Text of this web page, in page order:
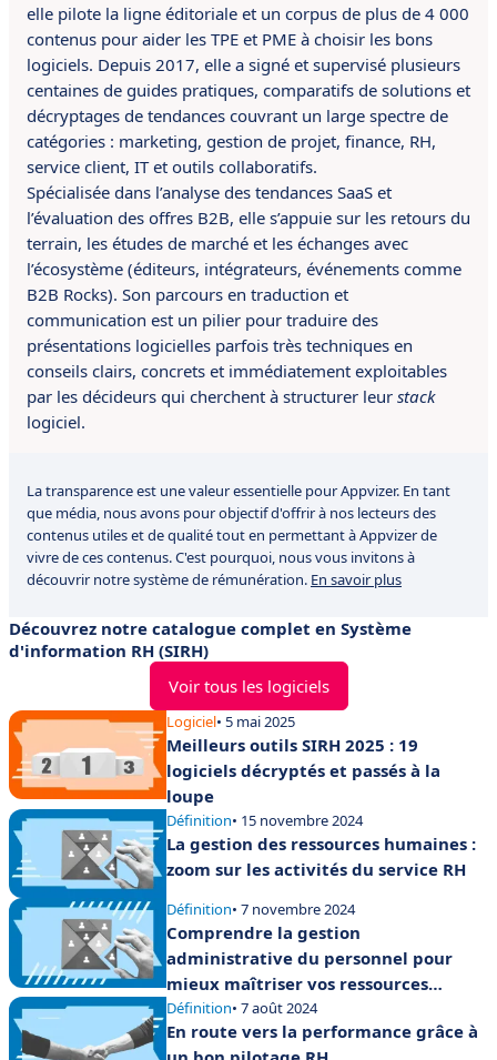
elle pilote la ligne éditoriale et un corpus de plus de 4 000
contenus pour aider les TPE et PME à choisir les bons
logiciels. Depuis 2017, elle a signé et supervisé plusieurs
centaines de guides pratiques, comparatifs de solutions et
décryptages de tendances couvrant un large spectre de
catégories : marketing, gestion de projet, finance, RH,
service client, IT et outils collaboratifs.
Spécialisée dans l’analyse des tendances SaaS et
l’évaluation des offres B2B, elle s’appuie sur les retours du
terrain, les études de marché et les échanges avec
l’écosystème (éditeurs, intégrateurs, événements comme
B2B Rocks). Son parcours en traduction et
communication est un pilier pour traduire des
présentations logicielles parfois très techniques en
conseils clairs, concrets et immédiatement exploitables
par les décideurs qui cherchent à structurer leur stack
logiciel.
La transparence est une valeur essentielle pour Appvizer. En tant
que média, nous avons pour objectif d'offrir à nos lecteurs des
contenus utiles et de qualité tout en permettant à Appvizer de
vivre de ces contenus. C'est pourquoi, nous vous invitons à
découvrir notre système de rémunération. En savoir plus
Découvrez notre catalogue complet en Système
d'information RH (SIRH)
Voir tous les logiciels
Logiciel• 5 mai 2025
Meilleurs outils SIRH 2025 : 19
logiciels décryptés et passés à la
loupe
Définition• 15 novembre 2024
La gestion des ressources humaines :
zoom sur les activités du service RH
Définition• 7 novembre 2024
Comprendre la gestion
administrative du personnel pour
mieux maîtriser vos ressources
humaines
Définition• 7 août 2024
En route vers la performance grâce à